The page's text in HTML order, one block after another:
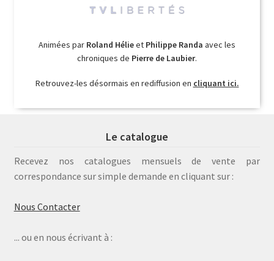
Animées par Roland Hélieet Philippe Randa avec les
chroniques de Pierre de Laubier.
Retrouvez-les désormais en rediffusion en cliquant ici.
Le catalogue
Recevez nos catalogues mensuels de vente par
correspondance sur simple demande en cliquant sur :
Nous Contacter
... ou en nous écrivant à :